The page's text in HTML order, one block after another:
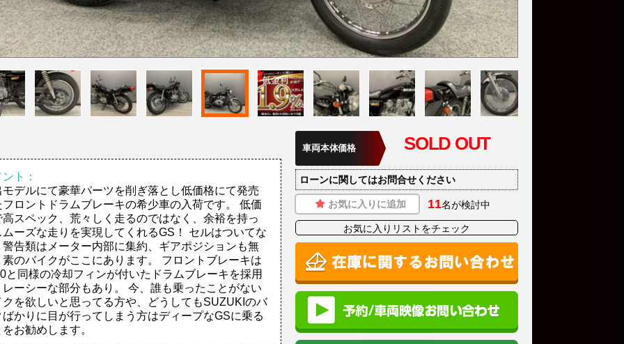
車両本体価格 SOLD OUT
ローンに関してはお問合せください
お気に入りに追加 11名が検討中
お気に入りリストをチェック
ト：
モデルにて豪華パーツを削ぎ落とし低価格にて発売
フロントドラムブレーキの希少車の入荷です。 低価
高スペック、荒々しく走るのではなく、余裕を持っ
ムーズな走りを実現してくれるGS！ セルはついてな
警告類はメーター内部に集約、ギアポジションも無
素のバイクがここにあります。 フロントブレーキは
と同様の冷却フィンが付いたドラムブレーキを採用
レーシーな部分もあり。 今、誰も乗ったことがない
クを欲しいと思ってる方や、どうしてもSUZUKIのバ
ばかりに目が行ってしまう方はディープなGSに乗る
お勧めします。